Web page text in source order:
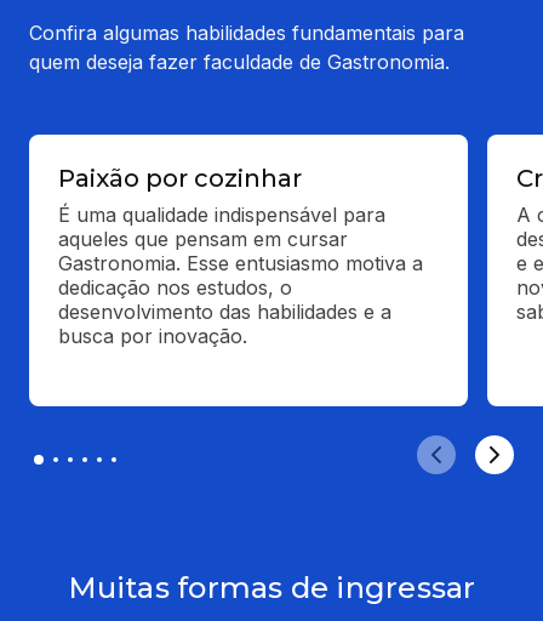
Confira algumas habilidades fundamentais para
quem deseja fazer faculdade de Gastronomia.
Paixão por cozinhar
É uma qualidade indispensável para
aqueles que pensam em cursar
Gastronomia. Esse entusiasmo motiva a
dedicação nos estudos, o
desenvolvimento das habilidades e a
busca por inovação.
A
e
Muitas formas de ingressar